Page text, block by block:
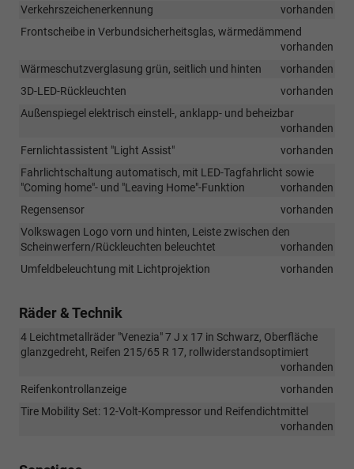
Verkehrszeichenerkennung
vorhanden
Frontscheibe in Verbundsicherheitsglas, wärmedämmend
vorhanden
Wärmeschutzverglasung grün, seitlich und hinten
vorhanden
3D-LED-Rückleuchten
vorhanden
Außenspiegel elektrisch einstell-, anklapp- und beheizbar
vorhanden
Fernlichtassistent "Light Assist"
vorhanden
Fahrlichtschaltung automatisch, mit LED-Tagfahrlicht sowie
"Coming home"- und "Leaving Home"-Funktion
vorhanden
Regensensor
vorhanden
Volkswagen Logo vorn und hinten, Leiste zwischen den
Scheinwerfern/Rückleuchten beleuchtet
vorhanden
Umfeldbeleuchtung mit Lichtprojektion
vorhanden
Räder & Technik
4 Leichtmetallräder "Venezia" 7 J x 17 in Schwarz, Oberfläche
glanzgedreht, Reifen 215/65 R 17, rollwiderstandsoptimiert
vorhanden
Reifenkontrollanzeige
vorhanden
Tire Mobility Set: 12-Volt-Kompressor und Reifendichtmittel
vorhanden